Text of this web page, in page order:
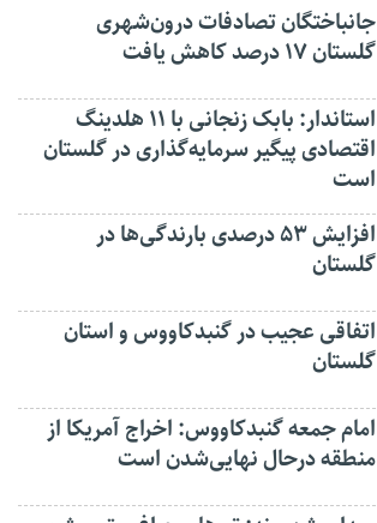
جانباختگان تصادفات درون‌شهری
گلستان ۱۷ درصد کاهش یافت
استاندار: بابک زنجانی با ۱۱ هلدینگ
اقتصادی پیگیر سرمایه‌گذاری در گلستان
است
افزایش ۵۳ درصدی بارندگی‌ها در
گلستان
اتفاقی عجیب در‌ گنبدکاووس و استان
گلستان
امام جمعه گنبدکاووس: اخراج آمریکا از
منطقه درحال نهایی‌شدن است